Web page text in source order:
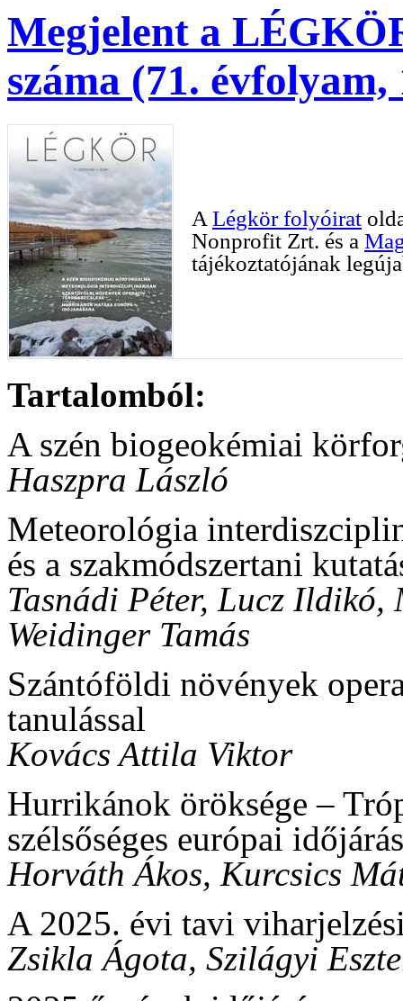
Megjelent a
száma (71. évfolyam,
A Légkör folyóirat
Nonprofit Zrt. és a
tájékoztatójának
Tartalomból:
A szén biogeokémiai
Haszpra László
Meteorológia
és a szakmódszertani
Tasnádi Péter, Lucz
Weidinger Tamás
Szántóföldi növények
tanulással
Kovács Attila Viktor
Hurrikánok öröksége –
szélsőséges európai
Horváth Ákos, Kurcsics
A 2025. évi tavi
Zsikla Ágota, Szilágyi